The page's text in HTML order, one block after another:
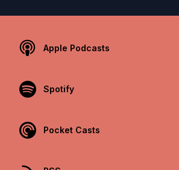
Apple Podcasts
Spotify
Pocket Casts